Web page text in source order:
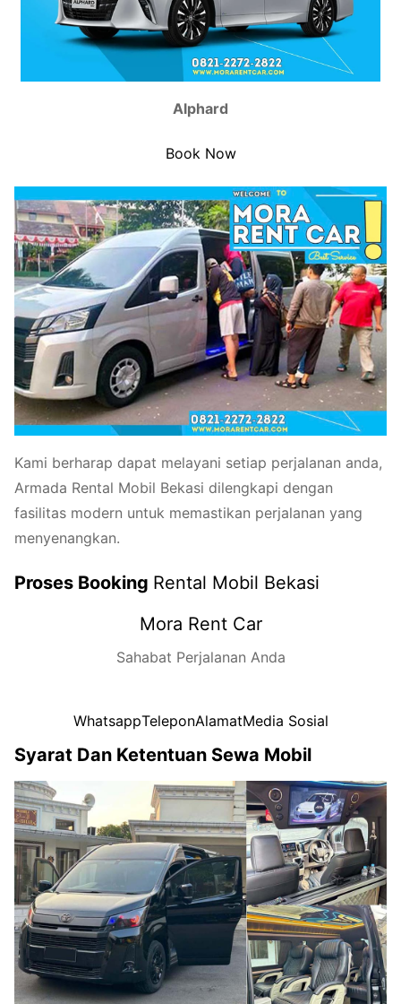
Alphard
Book Now
Kami berharap dapat melayani setiap perjalanan anda,
Armada Rental Mobil Bekasi dilengkapi dengan
fasilitas modern untuk memastikan perjalanan yang
menyenangkan.
Proses Booking Rental Mobil Bekasi
Mora Rent Car
Sahabat Perjalanan Anda
WhatsappTeleponAlamatMedia Sosial
Syarat Dan Ketentuan Sewa Mobil